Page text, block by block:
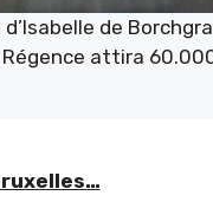
d’Isabelle de
Régence attira